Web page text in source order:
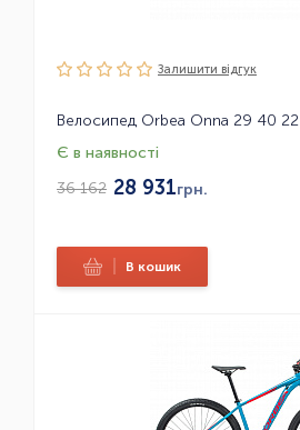
Залишити вiдгук
Велосипед Orbea Onna 29 40 22
Є в наявності
36 162 28 931грн.
В кошик